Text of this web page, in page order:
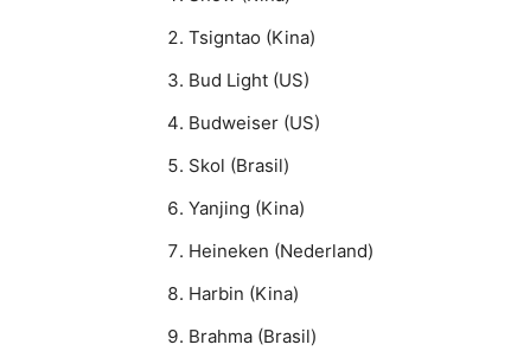
Tsigntao (Kina)
Bud Light (US)
Budweiser (US)
Skol (Brasil)
Yanjing (Kina)
Heineken (Nederland)
Harbin (Kina)
Brahma (Brasil)